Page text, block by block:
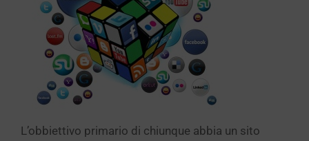
L’obbiettivo primario di chiunque abbia un sito